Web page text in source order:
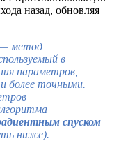
назад, обновляя
— метод
в
параметров,
более точными.
спуском
ниже).